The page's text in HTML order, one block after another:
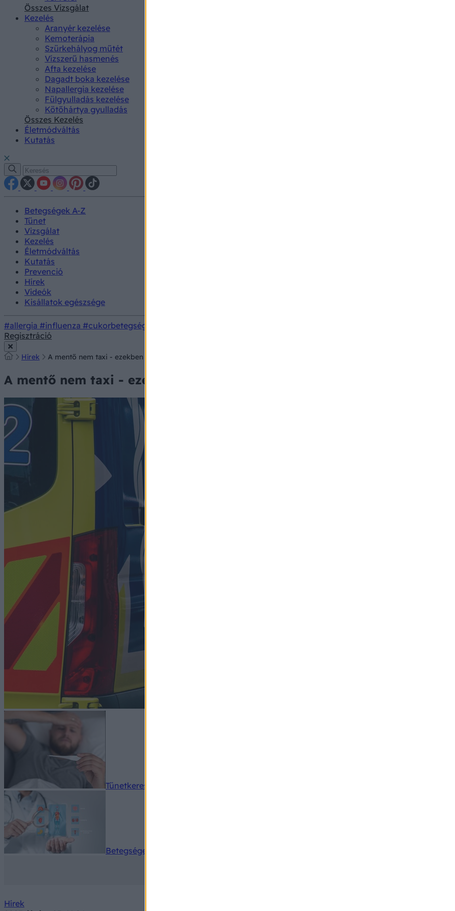
Összes Vizsgálat
Kezelés
Aranyér kezelése
Kemoterápia
Szürkehályog műtét
Vízszerű hasmenés
Afta kezelése
Dagadt boka kezelése
Napallergia kezelése
Fülgyulladás kezelése
Kötőhártya gyulladás
Összes Kezelés
Életmódváltás
Kutatás
Betegségek A-Z
Tünet
Vizsgálat
Kezelés
Életmódváltás
Kutatás
Prevenció
Hírek
Videók
Kisállatok egészsége
#allergia #influenza #cukorbetegség
Regisztráció
Hírek A mentő nem taxi - ezekben az esetekben nem indokolt a mentő hívása
A mentő nem taxi - ezekben az esetekben nem indokolt a mentő hívása
Tünetkereső
Betegségek A-Z
Hírek